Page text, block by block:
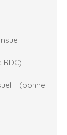
RDC)
(bonne